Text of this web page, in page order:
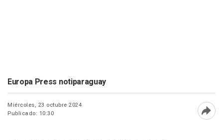
Europa Press notiparaguay
Miércoles, 23 octubre 2024
Publicado: 10:30